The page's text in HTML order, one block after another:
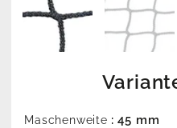
Maschenweite : 45 mm